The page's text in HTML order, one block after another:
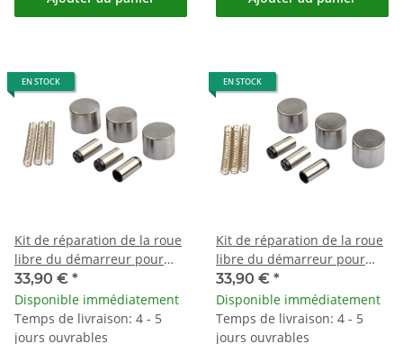
EN STOCK
Kit de réparation de la roue
libre du démarreur pour
Yamaha FZ FZR GTS SR TW
33,90 € *
Disponible immédiatement
Temps de livraison: 4 - 5
jours ouvrables
EN STOCK
Kit de réparation de la roue
libre du démarreur pour
Yamaha XJ 650 750
33,90 € *
Disponible immédiatement
Temps de livraison: 4 - 5
jours ouvrables